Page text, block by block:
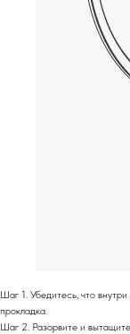
Шаг 1. Убедитесь, что
прокладка.
Шаг 2. Разорвите и